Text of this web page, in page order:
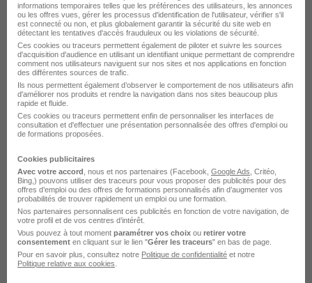
Educateur Spécialisé H/F
Asso pour Adultes et Jeunes Handi
Romorantin-Lanthenay - 41 CDI Temps partiel
Cette offre n’est plus disponible depuis le 14/05/26
Educateur Spécilaisé H/F
Asso pour Adultes et Jeunes Handi
Romorantin-Lanthenay - 41
informations temporaires telles que les préférences des utilisateurs, les annonces
ou les offres vues, gérer les processus d'identification de l'utilisateur, vérifier s'il
est connecté ou non, et plus globalement garantir la sécurité du site web en
détectant les tentatives d'accès frauduleux ou les violations de sécurité.
Ces cookies ou traceurs permettent également de piloter et suivre les sources
d'acquisition d'audience en utilisant un identifiant unique permettant de comprendre
comment nos utilisateurs naviguent sur nos sites et nos applications en fonction
des différentes sources de trafic.
Ils nous permettent également d’observer le comportement de nos utilisateurs afin
d'améliorer nos produits et rendre la navigation dans nos sites beaucoup plus
rapide et fluide.
Ces cookies ou traceurs permettent enfin de personnaliser les interfaces de
consultation et d'effectuer une présentation personnalisée des offres d'emploi ou
de formations proposées.
Cookies publicitaires
Avec votre accord , nous et nos partenaires (Facebook, Google Ads , Critéo,
Bing,) pouvons utiliser des traceurs pour vous proposer des publicités pour des
offres d’emploi ou des offres de formations personnalisés afin d’augmenter vos
probabilités de trouver rapidement un emploi ou une formation.
Nos partenaires personnalisent ces publicités en fonction de votre navigation, de
votre profil et de vos centres d’intérêt.
Vous pouvez à tout moment paramétrer vos choix ou retirer votre
consentement en cliquant sur le lien "Gérer les traceurs" en bas de page.
Pour en savoir plus, consultez notre Politique de confidentialité et notre
Politique relative aux cookies